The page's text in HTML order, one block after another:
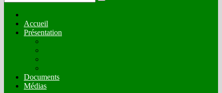
Accueil
Présentation
Documents
Médias